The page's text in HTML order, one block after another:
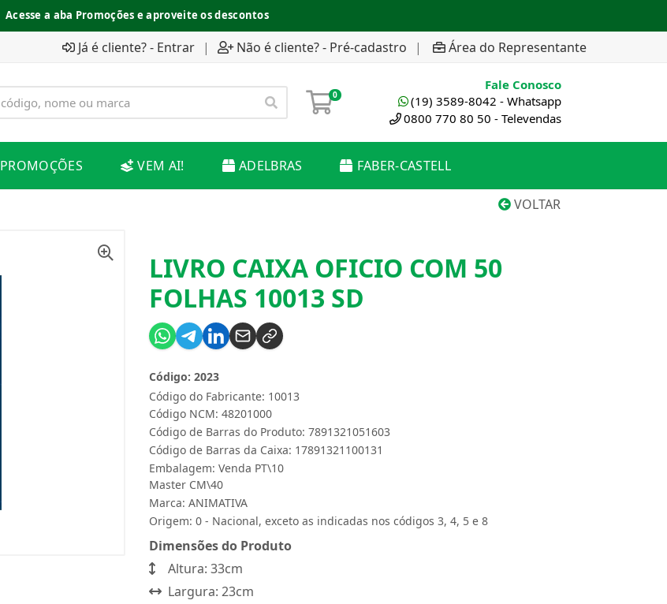
Acesse a aba Promoções e aproveite os descontos
Já é cliente? - Entrar | Não é cliente? - Pré-cadastro | Área do Representante
0
Fale Conosco
(19) 3589-8042 - Whatsapp
0800 770 80 50 - Televendas
PROMOÇÕES VEM AI! ADELBRAS FABER-CASTELL
VOLTAR
LIVRO CAIXA OFICIO COM 50
FOLHAS 10013 SD
Código do Fabricante: 10013
Código: 2023
Código NCM: 48201000
Código de Barras do Produto: 7891321051603
Código de Barras da Caixa: 17891321100131
Embalagem: Venda PT\10
Master CM\40
Marca: ANIMATIVA
Origem: 0 - Nacional, exceto as indicadas nos códigos 3, 4, 5 e 8
Dimensões do Produto
Altura: 33cm
Largura: 23cm